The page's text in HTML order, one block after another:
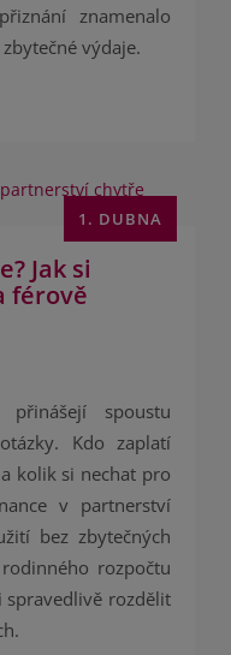
znamenalo
výdaje.
1. DUBNA
Jak si
férově
přinášejí spoustu
Kdo zaplatí
kolik si nechat pro
v partnerství
bez zbytečných
rozpočtu
rozdělit